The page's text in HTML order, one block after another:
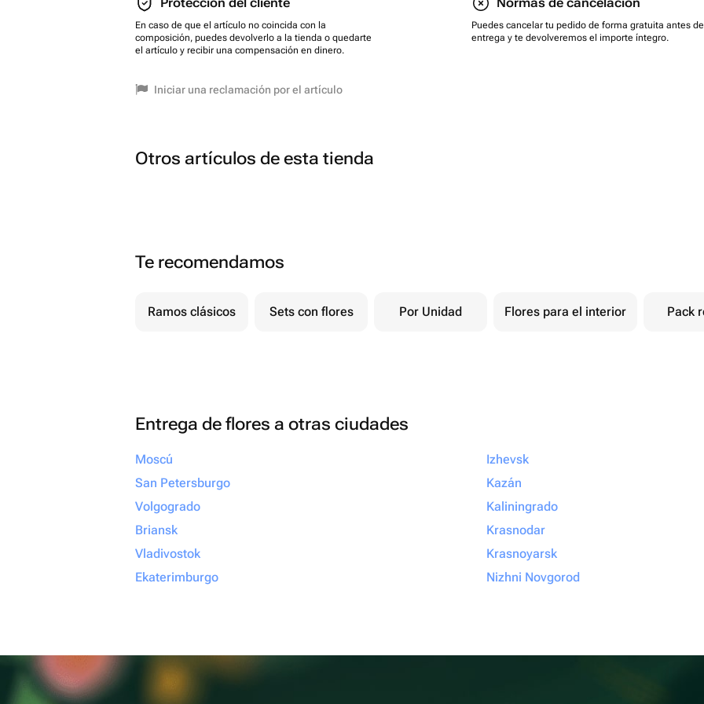
En caso de que el artículo no coincida con la
composición, puedes devolverlo a la tienda o quedarte
el artículo y recibir una compensación en dinero.
Puedes cancelar tu pedido de forma gratuita antes
entrega y te devolveremos el importe íntegro.
Iniciar una reclamación por el artículo
Otros artículos de esta tienda
Te recomendamos
Ramos clásicos Sets con flores Por Unidad Flores para el interior Pack
Entrega de flores a otras ciudades
Moscú
San Petersburgo
Volgogrado
Briansk
Vladivostok
Ekaterimburgo
Izhevsk
Kazán
Kaliningrado
Krasnodar
Krasnoyarsk
Nizhni Novgorod